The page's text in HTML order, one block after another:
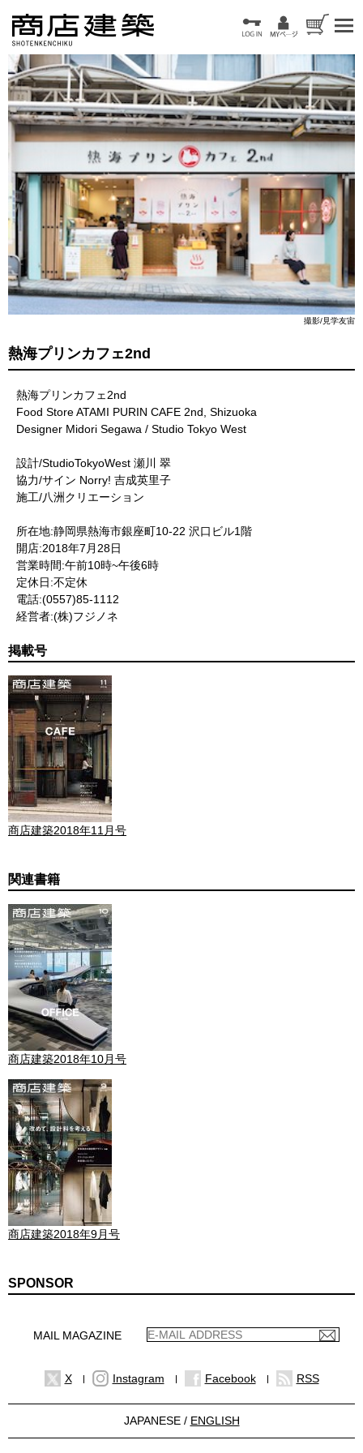
撮影/見学友宙
熱海プリンカフェ2nd
熱海プリンカフェ2nd
Food Store ATAMI PURIN CAFE 2nd, Shizuoka
Designer Midori Segawa / Studio Tokyo West
設計/StudioTokyoWest 瀬川 翠
協力/サイン Norry! 吉成英里子
施工/八洲クリエーション
所在地:静岡県熱海市銀座町10-22 沢口ビル1階
開店:2018年7月28日
営業時間:午前10時~午後6時
定休日:不定休
電話:(0557)85-1112
経営者:(株)フジノネ
掲載号
商店建築2018年11月号
関連書籍
商店建築2018年10月号
商店建築2018年9月号
SPONSOR
MAIL MAGAZINE
X Instagram Facebook RSS
JAPANESE / ENGLISH